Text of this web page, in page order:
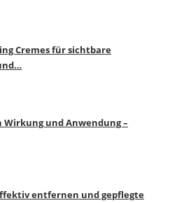
Cremes für sichtbare
Wirkung und Anwendung –
entfernen und gepflegte